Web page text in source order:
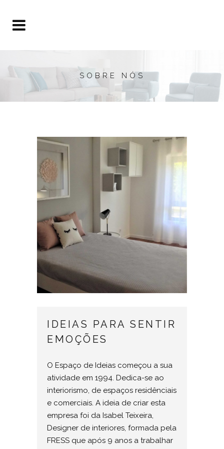
SOBRE NÓS
IDEIAS PARA SENTIR
EMOÇÕES
O Espaço de Ideias começou a sua
atividade em 1994. Dedica-se ao
interiorismo, de espaços residênciais
e comerciais. A ideia de criar esta
empresa foi da Isabel Teixeira,
Designer de interiores, formada pela
FRESS que após 9 anos a trabalhar